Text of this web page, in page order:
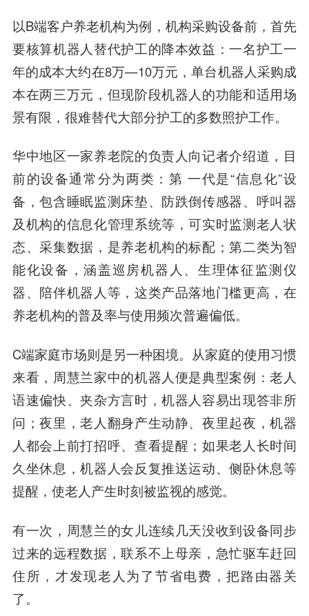
以B端客户养老机构为例，机构采购设备前，首先
要核算机器人替代护工的降本效益：一名护工一
年的成本大约在8万—10万元，单台机器人采购成
本在两三万元，但现阶段机器人的功能和适用场
景有限，很难替代大部分护工的多数照护工作。
华中地区一家养老院的负责人向记者介绍道，目
前的设备通常分为两类：第 一代是“信息化”设
备，包含睡眠监测床垫、防跌倒传感器、呼叫器
及机构的信息化管理系统等，可实时监测老人状
态、采集数据，是养老机构的标配；第二类为智
能化设备，涵盖巡房机器人、生理体征监测仪
器、陪伴机器人等，这类产品落地门槛更高，在
养老机构的普及率与使用频次普遍偏低。
C端家庭市场则是另一种困境。从家庭的使用习惯
来看，周慧兰家中的机器人便是典型案例：老人
语速偏快、夹杂方言时，机器人容易出现答非所
问；夜里，老人翻身产生动静、夜里起夜，机器
人都会上前打招呼、查看提醒；如果老人长时间
久坐休息，机器人会反复推送运动、侧卧休息等
提醒，使老人产生时刻被监视的感觉。
有一次，周慧兰的女儿连续几天没收到设备同步
过来的远程数据，联系不上母亲，急忙驱车赶回
住所，才发现老人为了节省电费，把路由器关
了。